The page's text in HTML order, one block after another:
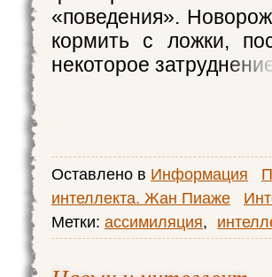
«поведения».
кормить с ложки,
некоторое
Оставлено в Информация
интеллекта. Жан Пиаже
Метки: ассимиляция,